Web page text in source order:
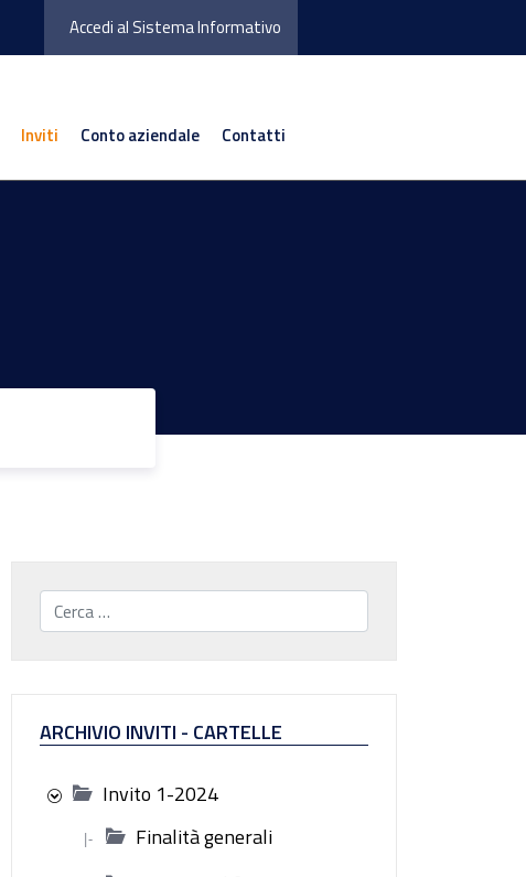
Accedi al Sistema Informativo
Inviti Conto aziendale Contatti
Cerca...
ARCHIVIO INVITI - CARTELLE
Invito 1-2024
|-
Finalità generali